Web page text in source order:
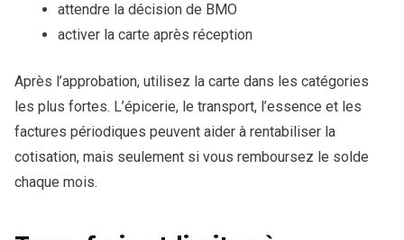
attendre la décision de BMO
activer la carte après réception
Après l’approbation, utilisez la carte dans les catégories
les plus fortes. L’épicerie, le transport, l’essence et les
factures périodiques peuvent aider à rentabiliser la
cotisation, mais seulement si vous remboursez le solde
chaque mois.